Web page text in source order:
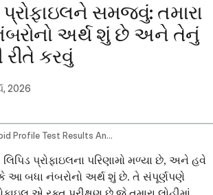
પ્રોફાઇલને સમજવું: તમારા
અર્થ શું છે અને તેનું
કરવું
2026
Lipid Profile Test Results And Management Strategies
પ્રોફાઇલના પરિણામો મળ્યા છે, અને હવે
આ બધા નંબરોનો અર્થ શું છે. તે સંપૂર્ણપણે